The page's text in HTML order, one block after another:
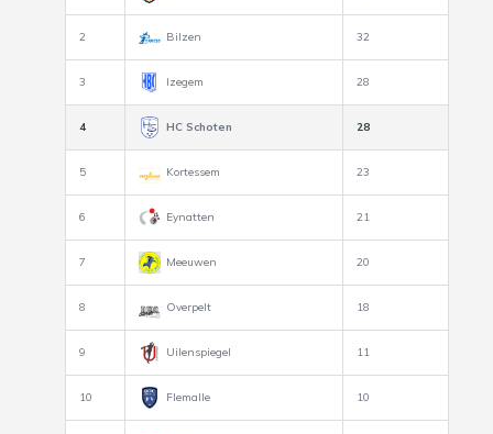
2 Bilzen 32
3 Izegem 28
4 HC Schoten 28
5 Kortessem 23
6 Eynatten 21
7 Meeuwen 20
8 Overpelt 18
9 Uilenspiegel 11
10 Flemalle 10